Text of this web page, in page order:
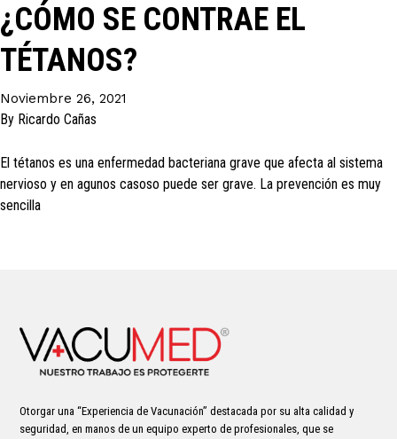
¿CÓMO SE CONTRAE EL
TÉTANOS?
Noviembre 26, 2021
By Ricardo Cañas
El tétanos es una enfermedad bacteriana grave que afecta al sistema
nervioso y en agunos casoso puede ser grave. La prevención es muy
sencilla
Otorgar una “Experiencia de Vacunación” destacada por su alta calidad y
seguridad, en manos de un equipo experto de profesionales, que se